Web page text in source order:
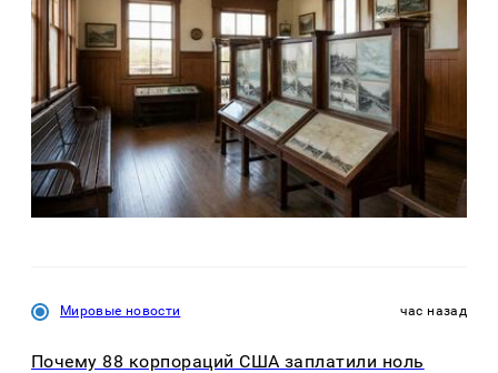
Мировые новости час назад
Почему 88 корпораций США заплатили ноль